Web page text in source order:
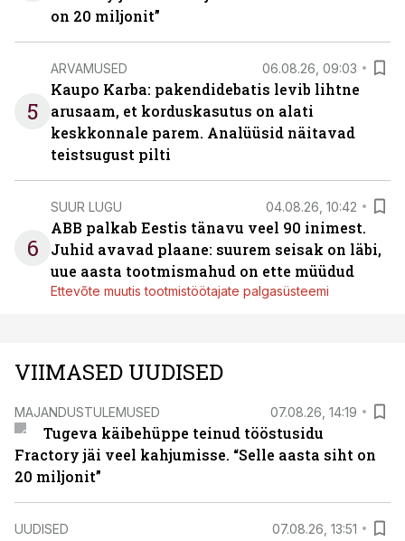
on 20 miljonit”
5
ARVAMUSED 06.08.26, 09:03
Kaupo Karba: pakendidebatis levib lihtne
arusaam, et korduskasutus on alati
keskkonnale parem. Analüüsid näitavad
teistsugust pilti
6
SUUR LUGU 04.08.26, 10:42
ABB palkab Eestis tänavu veel 90 inimest.
Juhid avavad plaane: suurem seisak on läbi,
uue aasta tootmismahud on ette müüdud
Ettevõte muutis tootmistöötajate palgasüsteemi
VIIMASED UUDISED
MAJANDUSTULEMUSED 07.08.26, 14:19
Tugeva käibehüppe teinud tööstusidu
Fractory jäi veel kahjumisse. “Selle aasta siht on
20 miljonit”
UUDISED 07.08.26, 13:51